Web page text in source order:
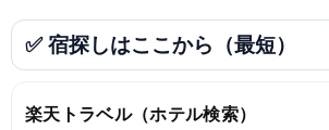
✅ 宿探しはここから（最短）
楽天トラベル（ホテル検索）